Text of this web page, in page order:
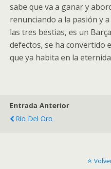
sabe que va a ganar y
renunciando a la pasión y
las tres bestias, es un
defectos, se ha convertido
que ya habita en la
Entrada Anterior
Río Del Oro